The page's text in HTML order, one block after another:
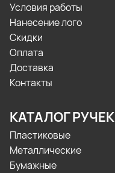
Условия работы
Нанесение лого
Скидки
Оплата
Доставка
Контакты
КАТАЛОГ РУЧЕК
Пластиковые
Металлические
Бумажные